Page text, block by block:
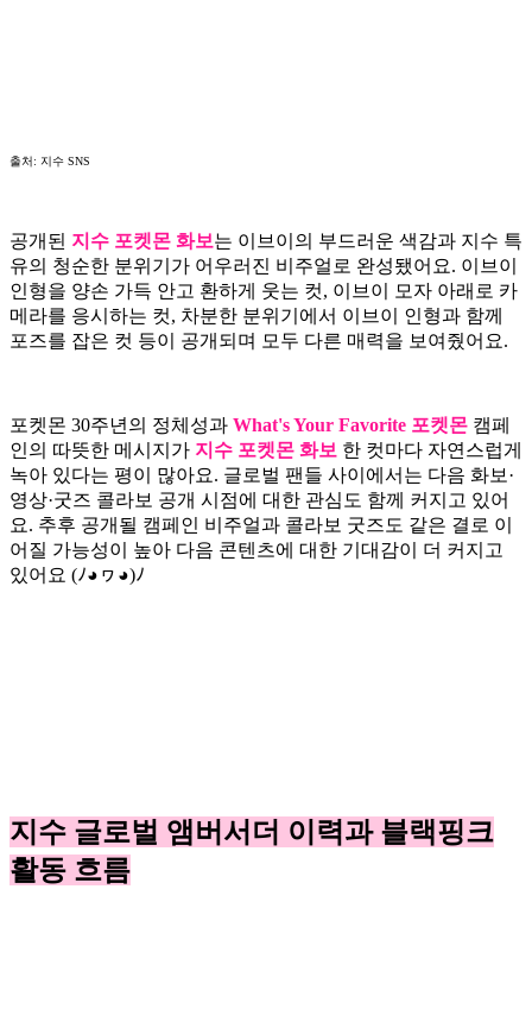
출처: 지수 SNS
공개된 지수 포켓몬 화보는 이브이의 부드러운 색감과 지수 특
유의 청순한 분위기가 어우러진 비주얼로 완성됐어요. 이브이
인형을 양손 가득 안고 환하게 웃는 컷, 이브이 모자 아래로 카
메라를 응시하는 컷, 차분한 분위기에서 이브이 인형과 함께
포즈를 잡은 컷 등이 공개되며 모두 다른 매력을 보여줬어요.
포켓몬 30주년의 정체성과 What's Your Favorite 포켓몬 캠페
인의 따뜻한 메시지가 지수 포켓몬 화보 한 컷마다 자연스럽게
녹아 있다는 평이 많아요. 글로벌 팬들 사이에서는 다음 화보·
영상·굿즈 콜라보 공개 시점에 대한 관심도 함께 커지고 있어
요. 추후 공개될 캠페인 비주얼과 콜라보 굿즈도 같은 결로 이
어질 가능성이 높아 다음 콘텐츠에 대한 기대감이 더 커지고
있어요 (ﾉ◕ヮ◕)ﾉ
지수 글로벌 앰버서더 이력과 블랙핑크
활동 흐름